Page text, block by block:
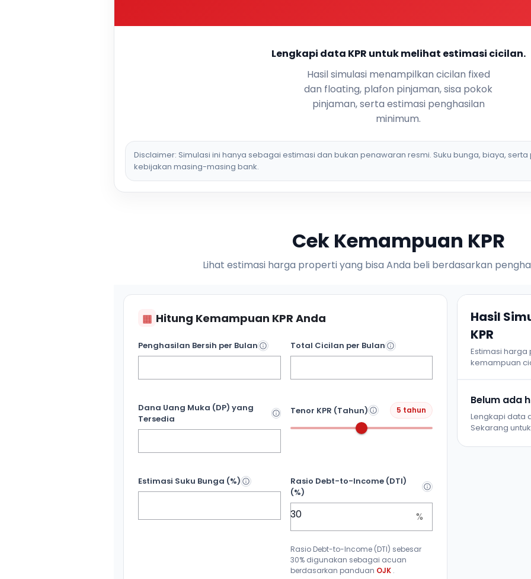
Lengkapi data KPR untuk melihat estimasi cicilan.
Hasil simulasi menampilkan cicilan fixed
dan floating, plafon pinjaman, sisa pokok
pinjaman, serta estimasi penghasilan
minimum.
Disclaimer: Simulasi ini hanya sebagai estimasi dan bukan penawaran resmi. Suku bunga, biaya,
kebijakan masing-masing bank.
Cek Kemampuan KPR
Lihat estimasi harga properti yang bisa Anda beli berdasarkan
▦ Hitung Kemampuan KPR Anda
Penghasilan Bersih per Bulan Total Cicilan per Bulan
Dana Uang Muka (DP) yang
Tersedia
Tenor KPR (Tahun) 5 tahun
Estimasi Suku Bunga (%)
Rasio Debt-to-Income (DTI)
(%)
%
Rasio Debt-to-Income (DTI) sebesar
30% digunakan sebagai acuan
berdasarkan panduan OJK .
Hasil
KPR
Estimasi
kemampuan
Belum ada
Lengkapi data
Sekarang